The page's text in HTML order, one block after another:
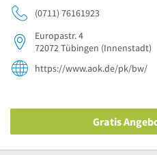
(0711) 76161923
Europastr. 4
72072 Tübingen (Innenstadt)
https://www.aok.de/pk/bw/
Gratis